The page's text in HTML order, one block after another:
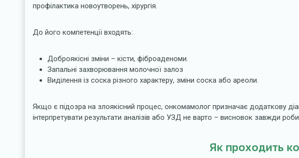
профілактика новоутворень, хірургія.
До його компетенції входять:
Доброякісні зміни – кісти, фіброаденоми.
Запальні захворювання молочної залоз
Виділення із соска різного характеру, зміни соска або ареоли.
Якщо є підозра на злоякісний процес, онкомамолог призначає додаткову
інтерпретувати результати аналізів або УЗД не варто – висновок завжди
Як проходить